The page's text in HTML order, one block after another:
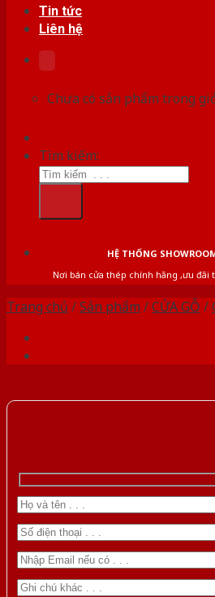
Tin tức
Liên hệ
Chưa có sản phẩm trong
Tìm kiếm:
HỆ THỐNG
Nơi bán cửa thép chính hãng ,ưu đãi
Trang chủ /Sản phẩm /CỬA GỖ /